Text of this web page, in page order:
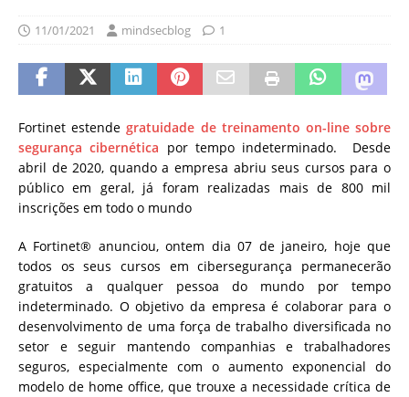
11/01/2021 mindsecblog 1
Fortinet estendegratuidade de treinamento on-line sobre
segurança cibernética por tempo indeterminado. Desde
abril de 2020, quando a empresa abriu seus cursos para o
público em geral, já foram realizadas mais de 800 mil
inscrições em todo o mundo
A Fortinet® anunciou, ontem dia 07 de janeiro, hoje que
todos os seus cursos em cibersegurança permanecerão
gratuitos a qualquer pessoa do mundo por tempo
indeterminado. O objetivo da empresa é colaborar para o
desenvolvimento de uma força de trabalho diversificada no
setor e seguir mantendo companhias e trabalhadores
seguros, especialmente com o aumento exponencial do
modelo de home office, que trouxe a necessidade crítica de